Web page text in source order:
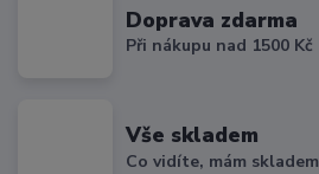
Doprava zdarma
Při nákupu nad 1500 Kč
Vše skladem
Co vidíte, mám skladem